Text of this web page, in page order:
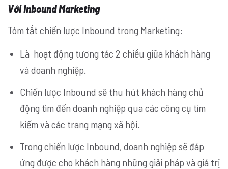
Với Inbound Marketing
Tóm tắt chiến lược Inbound trong Marketing:
Là hoạt động tương tác 2 chiều giữa khách hàng
và doanh nghiệp.
Chiến lược Inbound sẽ thu hút khách hàng chủ
động tìm đến doanh nghiệp qua các công cụ tìm
kiếm và các trang mạng xã hội.
Trong chiến lược Inbound, doanh nghiệp sẽ đáp
ứng được cho khách hàng những giải pháp và giá trị